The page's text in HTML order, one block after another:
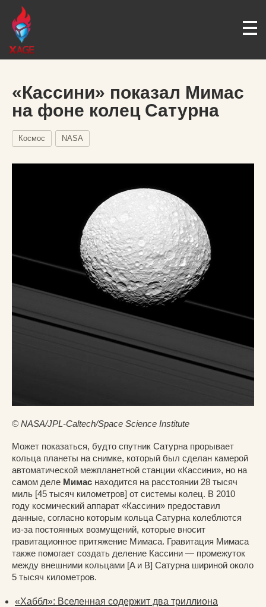
«Кассини» показал Мимас
на фоне колец Сатурна
Космос NASA
© NASA/JPL-Caltech/Space Science Institute
Может показаться, будто спутник Сатурна прорывает
кольца планеты на снимке, который был сделан камерой
автоматической межпланетной станции «Кассини», но на
самом деле Мимас находится на расстоянии 28 тысяч
миль [45 тысяч километров] от системы колец. В 2010
году космический аппарат «Кассини» предоставил
данные, согласно которым кольца Сатурна колеблются
из-за постоянных возмущений, которые вносит
гравитационное притяжение Мимаса. Гравитация Мимаса
также помогает создать деление Кассини — промежуток
между внешними кольцами [A и B] Сатурна шириной около
5 тысяч километров.
«Хаббл»: Вселенная содержит два триллиона